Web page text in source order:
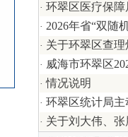
· 环翠区医疗保障
· 2026年省“双随
· 关于环翠区查
· 威海市环翠区
·情况说明
· 环翠区统计局主
· 关于刘大伟、